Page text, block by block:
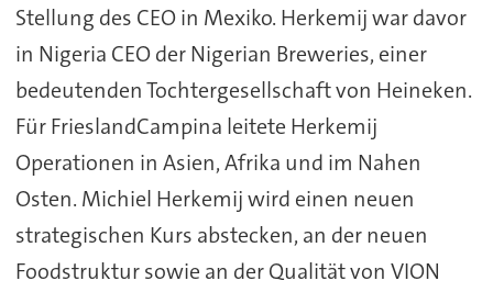
Stellung des CEO in Mexiko. Herkemij war davor
in Nigeria CEO der Nigerian Breweries, einer
bedeutenden Tochtergesellschaft von Heineken.
Für FrieslandCampina leitete Herkemij
Operationen in Asien, Afrika und im Nahen
Osten. Michiel Herkemij wird einen neuen
strategischen Kurs abstecken, an der neuen
Foodstruktur sowie an der Qualität von VION